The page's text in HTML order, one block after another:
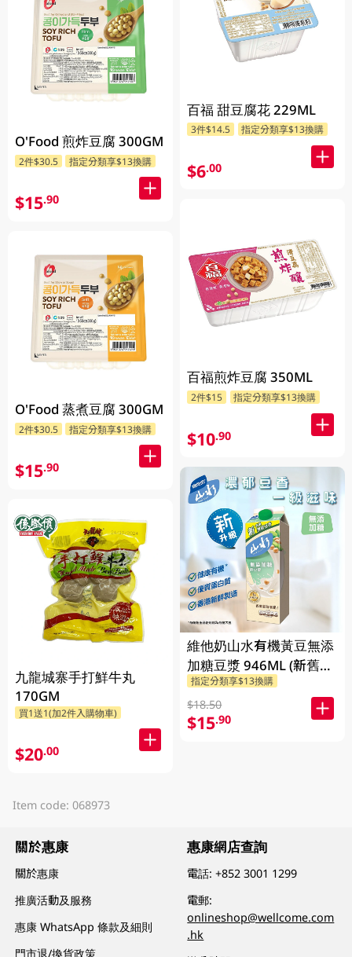
O'Food 煎炸豆腐 300GM
2件$30.5 指定分類享$13換購
$15.90
O'Food 蒸煮豆腐 300GM
2件$30.5 指定分類享$13換購
$15.90
九龍城寨手打鮮牛丸
170GM
買1送1(加2件入購物車)
$20.00
百福 甜豆腐花 229ML
3件$14.5 指定分類享$13換購
$6.00
百福煎炸豆腐 350ML
2件$15 指定分類享$13換購
$10.90
維他奶山水有機黃豆無添
加糖豆漿 946ML (新舊包
裝隨機發貨)
指定分類享$13換購
$18.50
$15.90
Item code: 068973
關於惠康
關於惠康
推廣活動及服務
惠康 WhatsApp 條款及細則
門市退/換貨政策
惠康網店查詢
電話:+852 3001 1299
電郵:
onlineshop@wellcome.com
.hk